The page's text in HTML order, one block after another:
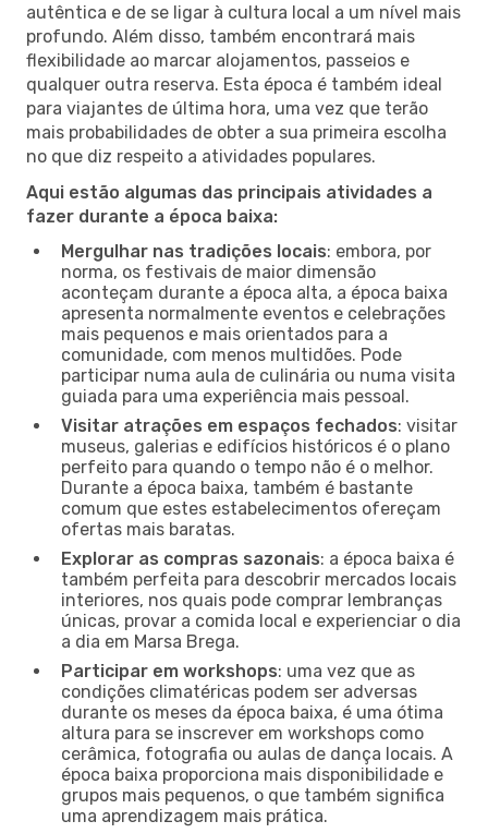
autêntica e de se ligar à cultura local a um nível mais
profundo. Além disso, também encontrará mais
flexibilidade ao marcar alojamentos, passeios e
qualquer outra reserva. Esta época é também ideal
para viajantes de última hora, uma vez que terão
mais probabilidades de obter a sua primeira escolha
no que diz respeito a atividades populares.
Aqui estão algumas das principais atividades a
fazer durante a época baixa:
Mergulhar nas tradições locais: embora, por
norma, os festivais de maior dimensão
aconteçam durante a época alta, a época baixa
apresenta normalmente eventos e celebrações
mais pequenos e mais orientados para a
comunidade, com menos multidões. Pode
participar numa aula de culinária ou numa visita
guiada para uma experiência mais pessoal.
Visitar atrações em espaços fechados: visitar
museus, galerias e edifícios históricos é o plano
perfeito para quando o tempo não é o melhor.
Durante a época baixa, também é bastante
comum que estes estabelecimentos ofereçam
ofertas mais baratas.
Explorar as compras sazonais: a época baixa é
também perfeita para descobrir mercados locais
interiores, nos quais pode comprar lembranças
únicas, provar a comida local e experienciar o dia
a dia em Marsa Brega.
Participar em workshops: uma vez que as
condições climatéricas podem ser adversas
durante os meses da época baixa, é uma ótima
altura para se inscrever em workshops como
cerâmica, fotografia ou aulas de dança locais. A
época baixa proporciona mais disponibilidade e
grupos mais pequenos, o que também significa
uma aprendizagem mais prática.